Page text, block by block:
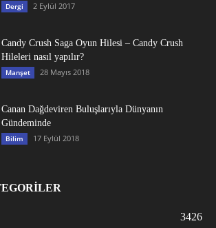
Dergi 2 Eylül 2017
Candy Crush Saga Oyun Hilesi – Candy Crush
Hileleri nasıl yapılır?
Manşet 28 Mayıs 2018
Canan Dağdeviren Buluşlarıyla Dünyanın
Gündeminde
Bilim 17 Eylül 2018
3426